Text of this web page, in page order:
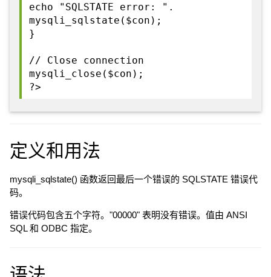
echo "SQLSTATE error: ".
mysqli_sqlstate($con);
}
// Close connection
mysqli_close($con);
?>
定义和用法
mysqli_sqlstate() 函数返回最后一个错误的 SQLSTATE 错误代
码。
错误代码包含五个字符。"00000" 表明没有错误。值由 ANSI
SQL 和 ODBC 指定。